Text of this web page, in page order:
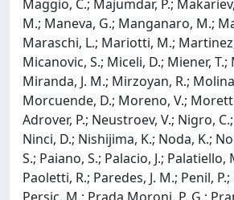
Maggio, C.; Majumdar, P.;
M.; Maneva, G.; Manganaro, M.;
Maraschi, L.; Mariotti, M.;
Micanovic, S.; Miceli, D.; Miener, T.;
Miranda, J. M.; Mirzoyan, R.;
Morcuende, D.; Moreno, V.;
Adrover, P.; Neustroev, V.; Nigro,
Ninci, D.; Nishijima, K.; Noda, K.;
S.; Paiano, S.; Palacio, J.; Palatiello,
Paoletti, R.; Paredes, J. M.; Penil,